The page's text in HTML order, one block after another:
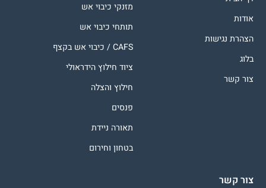
אודות
הצהרת נגישות
בלוג
צור קשר
מזנקי כיבוי אש
תותחי כיבוי אש
CAFS / כיבוי אש בקצף
ציוד חילוץ הידראולי
חילוץ והצלה
פנסים
תאורה ניידת
בטחון וחירום
צור קשר